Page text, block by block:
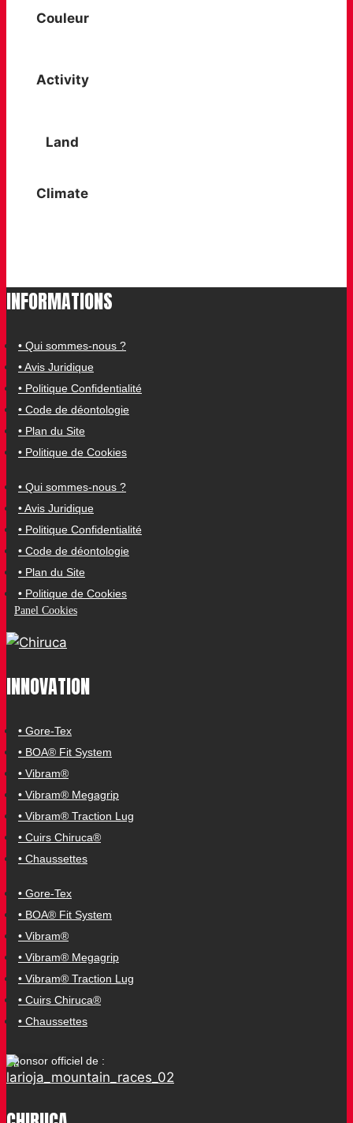
Couleur
Activity
Land
Climate
INFORMATIONS
• Qui sommes-nous ?
• Avis Juridique
• Politique Confidentialité
• Code de déontologie
• Plan du Site
• Politique de Cookies
• Qui sommes-nous ?
• Avis Juridique
• Politique Confidentialité
• Code de déontologie
• Plan du Site
• Politique de Cookies
Panel Cookies
INNOVATION
• Gore-Tex
• BOA® Fit System
• Vibram®
• Vibram® Megagrip
• Vibram® Traction Lug
• Cuirs Chiruca®
• Chaussettes
• Gore-Tex
• BOA® Fit System
• Vibram®
• Vibram® Megagrip
• Vibram® Traction Lug
• Cuirs Chiruca®
• Chaussettes
Sponsor officiel de :